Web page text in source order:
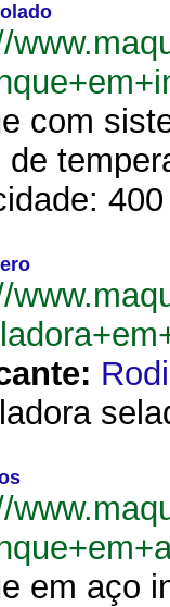
com
de
em aço